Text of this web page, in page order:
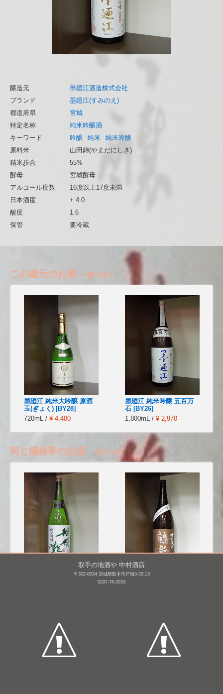
醸造元
墨廼江酒造株式会社
ブランド
墨廼江(すみのえ)
都道府県
宮城
特定名称
純米吟醸酒
キーワード
吟醸 純米
純米吟醸
原料米
山田錦(やまだにしき)
精米歩合
55%
酵母
宮城酵母
アルコール度数
16度以上17度未満
日本酒度
+ 4.0
酸度
1.6
保管
要冷蔵
この蔵元のお酒 一覧で見る
墨廼江 純米大吟醸 原酒
玉(ぎょく) [BY28]
720mL / ¥ 4,400
墨廼江 純米吟醸 五百万
石 [BY26]
1,800mL / ¥ 2,970
同じ価格帯のお酒 一覧で見る
相模灘 純米吟醸 美山錦
鶴齢 特別純米酒 山田錦
55% 無濾過生原
取手の地酒や 中村酒店
〒302-0034 茨城県取手市戸頭3-33-13
0297-78-2033